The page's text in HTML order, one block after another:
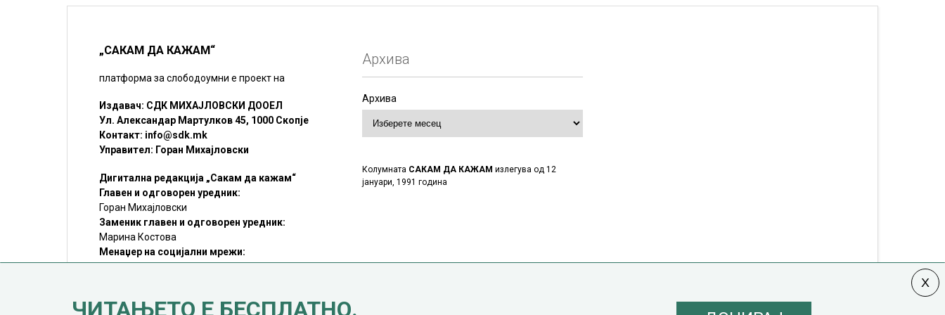
„САКАМ ДА КАЖАМ“
платформа за слободоумни е проект на
Издавач: СДК МИХАЈЛОВСКИ ДООЕЛ
Ул. Александар Мартулков 45, 1000 Скопје
Контакт: info@sdk.mk
Управител: Горан Михајловски
Дигитална редакција „Сакам да кажам“
Главен и одговорен уредник:
Горан Михајловски
Заменик главен и одговорен уредник:
Марина Костова
Менаџер на социјални мрежи:
Мирослав Илиоски
©SDK.MK Крадењето авторски текстови е казниво со закон.
Архива
Архива
Колумната САКАМ ДА КАЖАМ излегува од 12
јануари, 1991 година